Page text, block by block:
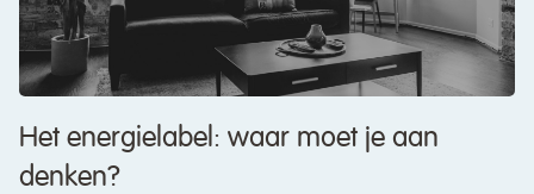
Het energielabel: waar moet je aan
denken?